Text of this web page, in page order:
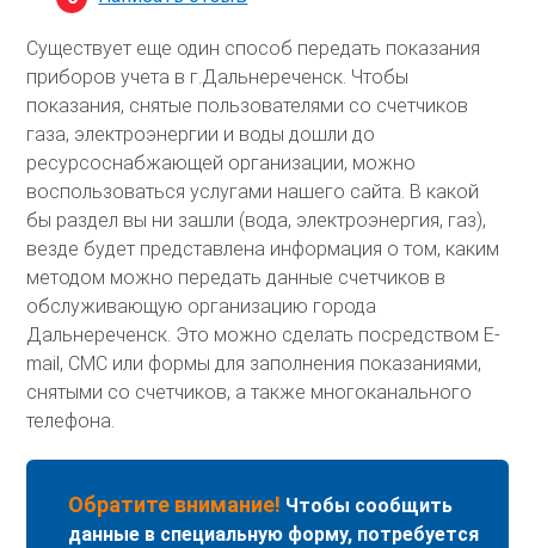
Существует еще один способ передать показания
приборов учета в г.Дальнереченск. Чтобы
показания, снятые пользователями со счетчиков
газа, электроэнергии и воды дошли до
ресурсоснабжающей организации, можно
воспользоваться услугами нашего сайта. В какой
бы раздел вы ни зашли (вода, электроэнергия, газ),
везде будет представлена информация о том, каким
методом можно передать данные счетчиков в
обслуживающую организацию города
Дальнереченск. Это можно сделать посредством E-
mail, СМС или формы для заполнения показаниями,
снятыми со счетчиков, а также многоканального
телефона.
Обратите внимание! Чтобы сообщить
данные в специальную форму, потребуется